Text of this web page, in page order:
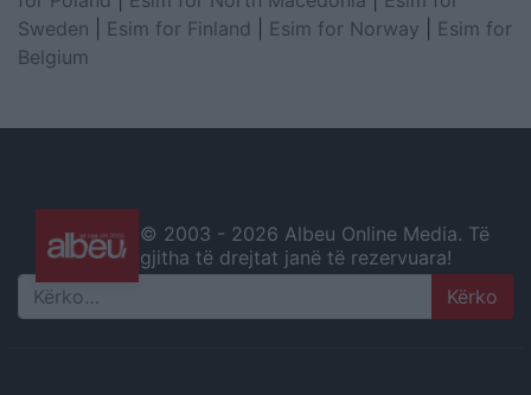
Sweden
Esim for Finland Esim for Norway
Esim for
Belgium
© 2003 - 2026 Albeu Online Media. Të
gjitha të drejtat janë të rezervuara!
Search